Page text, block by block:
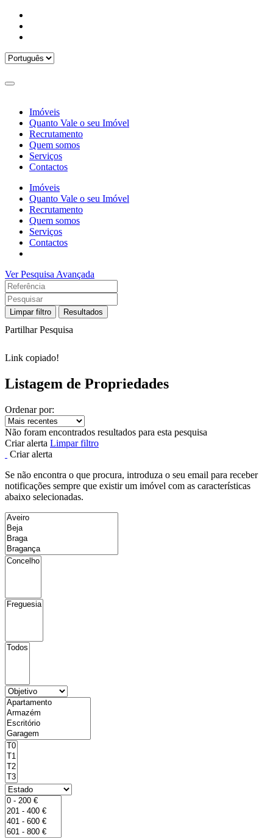
Imóveis
Quanto Vale o seu Imóvel
Recrutamento
Quem somos
Serviços
Contactos
Imóveis
Quanto Vale o seu Imóvel
Recrutamento
Quem somos
Serviços
Contactos
Ver Pesquisa Avançada
Limpar filtro Resultados
Partilhar Pesquisa
Link copiado!
Listagem de Propriedades
Ordenar por:
Não foram encontrados resultados para esta pesquisa
Criar alerta Limpar filtro
Criar alerta
Se não encontra o que procura, introduza o seu email para receber
notificações sempre que existir um imóvel com as características
abaixo selecionadas.